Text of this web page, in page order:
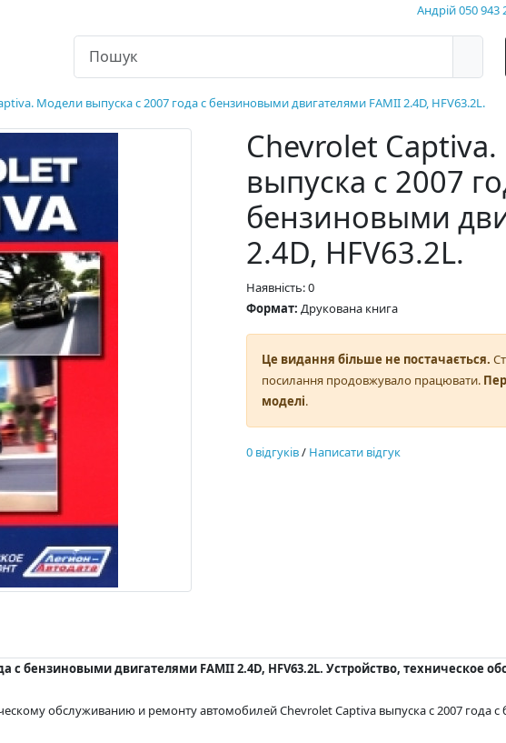
Андрій 050 943
Модели выпуска с 2007 года с бензиновыми двигателями FAMII 2.4D, HFV63.2L.
Chevrolet
выпуска с 2007
бензиновыми
2.4D, HFV63.2L.
Наявність: 0
Формат: Друкована книга
Це видання більше не постачається.
посилання продовжувало працювати.
моделі.
0 відгуків/ Написати відгук
с бензиновыми двигателями FAMII 2.4D, HFV63.2L. Устройство, техническое
обслуживанию и ремонту автомобилей Chevrolet Captiva выпуска с 2007 года